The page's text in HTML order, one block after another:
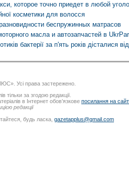
которое точно приедет в любой
косметики для волосся
беспружинных матрасов
масла и автозапчастей в
бактерії за п'ять років дісталися
Усі права застережено.
тільки за згодою редакції.
в Інтернет обов’язкове посилання на
редакції
будь ласка, gazetapplus@gmail.com